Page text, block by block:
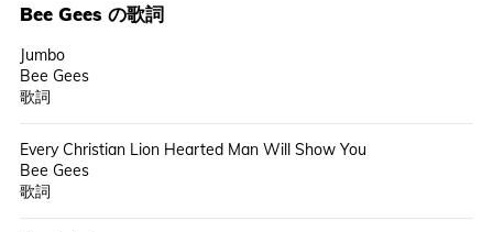
Bee Gees の歌詞
Jumbo
Bee Gees
歌詞
Every Christian Lion Hearted Man Will Show You
Bee Gees
歌詞